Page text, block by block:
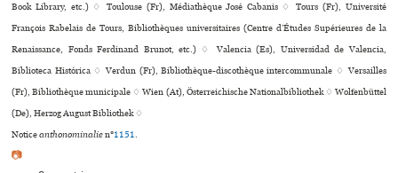
Book Library, etc.) ♢ Toulouse (Fr), Médiathèque José Cabanis ♢ Tours (Fr), Université
François Rabelais de Tours, Bibliothèques uni­ver­si­tai­res (Centre d’Études Supérieures de la
Renaissance, Fonds Ferdinand Brunot, etc.) ♢ Valencia (Es), Universidad de Valencia,
Biblioteca Histórica ♢ Verdun (Fr), Bibliothèque-dis­co­thè­que inter­com­mu­nale ♢ Versailles
(Fr), Bibliothèque muni­ci­pale ♢ Wien (At), Österreichische Nationalbibliothek ♢ Wolfenbüttel
(De), Herzog August Bibliothek ♢
Noticeanthonominalien°1151.
📷